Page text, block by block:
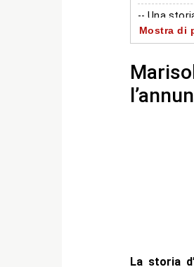
-- Una
-- Una
- Autore
Mostra di
La storia